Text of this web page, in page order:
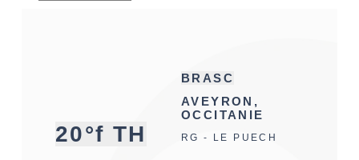
20°f TH
BRASC
AVEYRON,
OCCITANIE
RG - LE PUECH